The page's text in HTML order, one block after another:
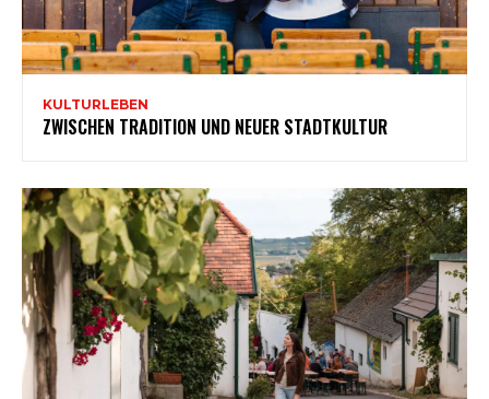
KULTURLEBEN
ZWISCHEN TRADITION UND NEUER STADTKULTUR